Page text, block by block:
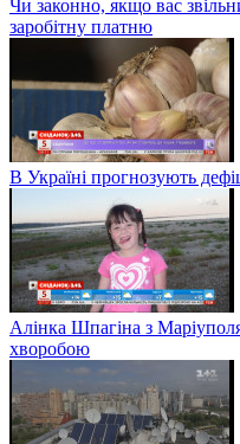
Чи законно, якщо вас
заробітну платню
В Україні прогнозують
Алінка Шпагіна з
хворобою